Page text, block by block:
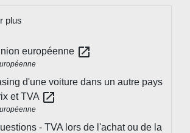
plus
européenne open_in_new
d'une voiture dans un autre pays
et TVA open_in_new
- TVA lors de l'achat ou de la